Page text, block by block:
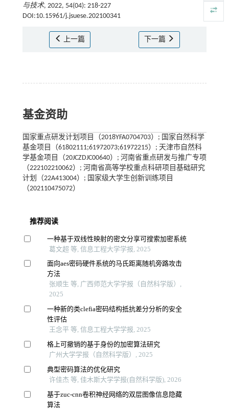
与技术, 2022, 54(04): 218-227
DOI:10.15961/j.jsuese.202100341
上一篇 下一篇
基金资助
国家重点研发计划项目（2018YFA0704703）; 国家自然科学
基金项目（61802111;61972073;61972215）; 天津市自然科
学基金项目（20JCZDJC00640）; 河南省重点研发与推广专项
（222102210062）; 河南省高等学校重点科研项目基础研究
计划（22A413004）; 国家级大学生创新训练项目
（202110475072）